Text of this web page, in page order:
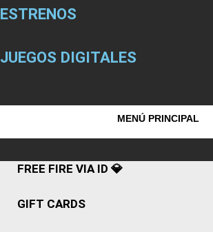
ESTRENOS
JUEGOS DIGITALES
MENÚ PRINCIPAL
FREE FIRE VIA ID 💎
GIFT CARDS